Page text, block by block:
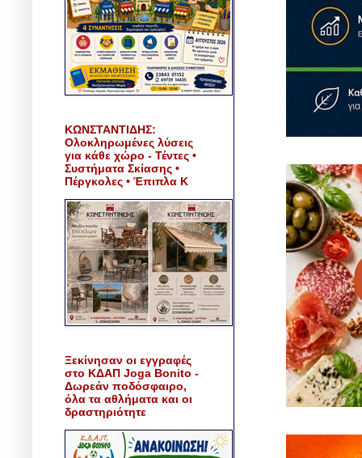
ΚΩΝΣΤΑΝΤΙΔΗΣ:
Ολοκληρωμένες λύσεις
για κάθε χώρο - Τέντες •
Συστήματα Σκίασης •
Πέργκολες • Έπιπλα Κ
Ξεκίνησαν οι εγγραφές
στο ΚΔΑΠ Joga Bonito -
Δωρεάν ποδόσφαιρο,
όλα τα αθλήματα και οι
δραστηριότητε